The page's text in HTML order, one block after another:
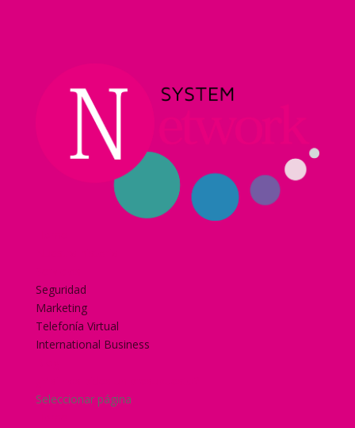
Seguridad
Marketing
Telefonía Virtual
International Business
Seleccionar página